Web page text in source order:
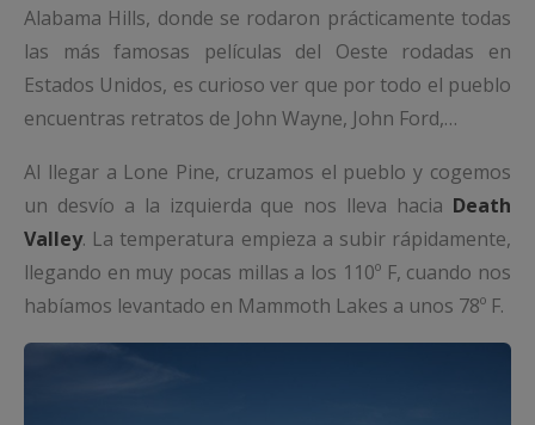
Alabama Hills, donde se rodaron prácticamente todas
las más famosas películas del Oeste rodadas en
Estados Unidos, es curioso ver que por todo el pueblo
encuentras retratos de John Wayne, John Ford,…
Al llegar a Lone Pine, cruzamos el pueblo y cogemos
un desvío a la izquierda que nos lleva hacia Death
Valley. La temperatura empieza a subir rápidamente,
llegando en muy pocas millas a los 110º F, cuando nos
habíamos levantado en Mammoth Lakes a unos 78º F.